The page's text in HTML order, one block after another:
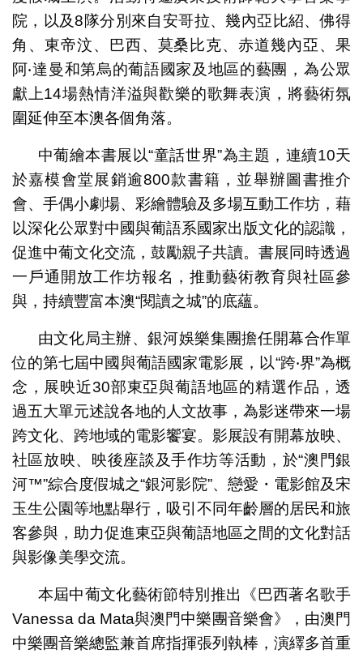
院，以及8隊分別來自安哥拉、幾內亞比紹、佛得
角、東帝汶、巴西、莫桑比克、赤道幾內亞、果
阿‧達曼和第烏的葡語國家及地區的藝團，為公眾
獻上14場熱情洋溢與歡樂的歌舞表演，將藝術氛
圍延伸至本澳各個角落。
中葡繪本書展以“童話世界”為主題，連續10天
於嘉模會堂展銷逾800款書籍，並舉辦圖書推介
會、手偶小劇場、彩繪體驗及多場互動工作坊，藉
以深化公眾對中國與葡語系國家出版文化的認識，
促進中葡文化交流，鼓勵親子共讀。書展同時透過
一戶通開放工作坊報名，推動藝術教育與社區參
與，持續豐富本澳“閱讀之城”的底蘊。
由文化局主辦、銀河娛樂集團擔任開幕合作單
位的第七屆中國與葡語國家電影展，以“跨‧界”為概
念，展映近30部東亞與葡語地區的精選作品，透
過五大單元述說各地的人文故事，為影迷帶來一場
跨文化、跨地域的電影饗宴。影展設有開幕放映、
社區放映、映後座談及手作坊等活動，於“澳門銀
河™”綜合度假城之“銀河影院”、戀愛・電影館及宋
玉生公園等地點舉行，吸引不同年齡層的居民和旅
客參與，助力促進東亞與葡語地區之間的文化對話
與影像美學交流。
本屆中葡文化藝術節特別推出《巴西著名歌手
Vanessa da Mata與澳門中樂團音樂會》，由澳門
中樂團音樂總監兼首席指揮張列執棒，演繹多首重